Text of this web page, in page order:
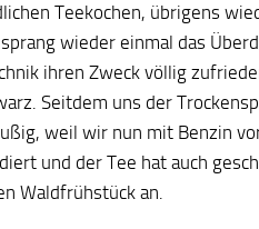
Teekochen, übrigens
wieder einmal das
ihren Zweck völlig
Seitdem uns der
weil wir nun mit Benzin
und der Tee hat auch
Waldfrühstück an.